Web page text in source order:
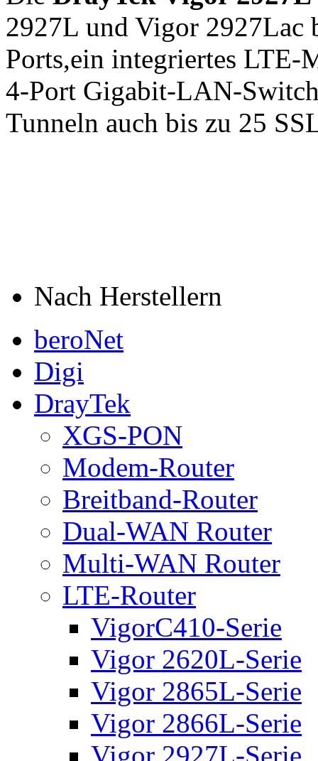
2927L und Vigor 2927Lac
Ports,ein integriertes LTE-
4-Port Gigabit-LAN-
Tunneln auch bis zu 25
Nach Herstellern
beroNet
Digi
DrayTek
XGS-PON
Modem-Router
Breitband-Router
Dual-WAN Router
Multi-WAN Router
LTE-Router
VigorC410-Serie
Vigor 2620L-Serie
Vigor 2865L-Serie
Vigor 2866L-Serie
Vigor 2927L-Serie